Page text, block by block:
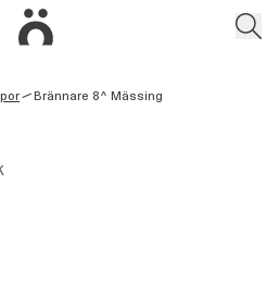
/Brännare 8^ Mässing